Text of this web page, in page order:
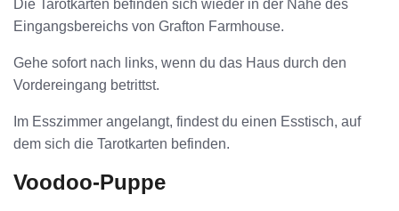
Die Tarotkarten befinden sich wieder in der Nähe des
Eingangsbereichs von Grafton Farmhouse.
Gehe sofort nach links, wenn du das Haus durch den
Vordereingang betrittst.
Im Esszimmer angelangt, findest du einen Esstisch, auf
dem sich die Tarotkarten befinden.
Voodoo-Puppe